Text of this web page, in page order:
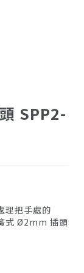
SPP2-
理把手處的
式 Ø2mm 插頭